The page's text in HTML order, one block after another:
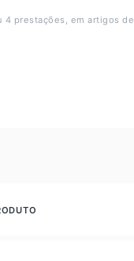
4 prestações, em artigos